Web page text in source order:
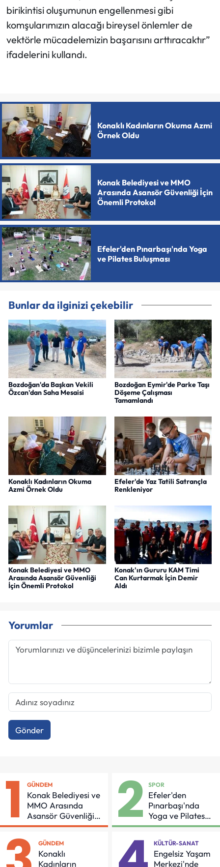
birikintisi oluşumunun engellenmesi gibi
komşularımızın alacağı bireysel önlemler de
vektörle mücadelemizin başarısını arttıracaktır”
ifadelerini kullandı.
Konaklı Kadınların Okuma Azmi
Örnek Oldu
Konak Belediyesi ve MMO
Arasında Asansör Güvenliği İçin
Önemli Protokol
Efeler'den Pınarbaşı'nda Yoga
ve Pilates Buluşması
Bunlar da ilginizi çekebilir
Bozdoğan'da Başkan Vekili
Özcan'dan Saha Mesaisi
Bozdoğan Eymir'de Parke Taşı
Döşeme Çalışması
Tamamlandı
Konaklı Kadınların Okuma
Azmi Örnek Oldu
Efeler'de Yaz Tatili Satrançla
Renkleniyor
Konak Belediyesi ve MMO
Arasında Asansör Güvenliği
İçin Önemli Protokol
Konak'ın Gururu KAM Timi
Can Kurtarmak İçin Demir
Aldı
Yorumlar
Gönder
1 GÜNDEM
Konak Belediyesi ve
MMO Arasında
Asansör Güvenliği
İçin Önemli Protokol
2 SPOR
Efeler'den
Pınarbaşı'nda
Yoga ve Pilates
Buluşması
GÜNDEM
Konaklı
Kadınların
KÜLTÜR-SANAT
Engelsiz Yaşam
Merkezi'nde